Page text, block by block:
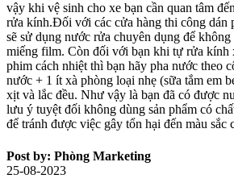
vậy khi vệ sinh cho xe bạn cần quan tâm
rửa kính.Đối với các cửa hàng thi công dán
sẽ sử dụng nước rửa chuyên dụng để
miếng film. Còn đối với bạn khi tự rửa kính
phim cách nhiệt thì bạn hãy pha nước theo
nước + 1 ít xà phòng loại nhẹ (sữa tắm em
xịt và lắc đều. Như vậy là bạn đã có được
lưu ý tuyệt đối không dùng sản phẩm có
để tránh được việc gây tổn hại đến màu sắc
Post by: Phòng Marketing
25-08-2023